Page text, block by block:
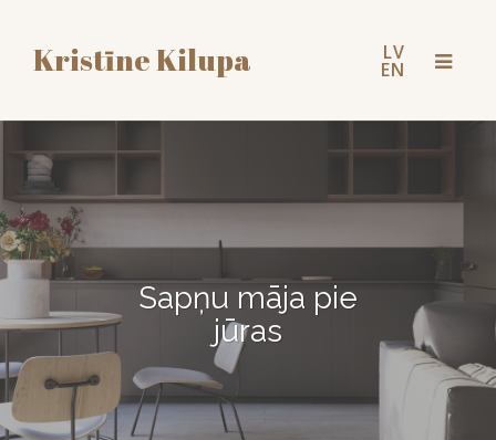
Kristīne Kilupa LV
EN
Toggle
Sapņu māja pie
jūras